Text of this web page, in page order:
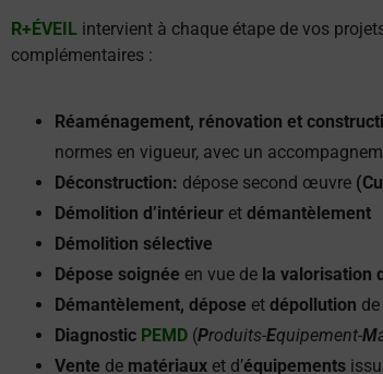
R+ÉVEIL intervient à chaque étape de vos
complémentaires :
Réaménagement, rénovation et
normes en vigueur, avec un
Déconstruction: dépose second œuvre
Démolition d’intérieur et démantèlement
Démolition sélective
Dépose soignée en vue de la valorisation
Démantèlement, dépose et dépollution
Diagnostic PEMD (Produits-Equipement-M
Vente de matériaux et d’équipements